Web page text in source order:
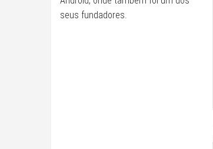
seus fundadores.